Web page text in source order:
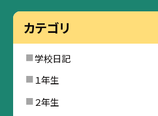
カテゴリ
学校日記
１年生
２年生